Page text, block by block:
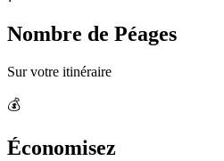
Nombre de Péages
Sur votre itinéraire
💰
Économisez